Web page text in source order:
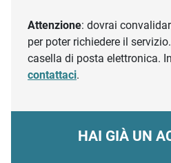
Attenzione: dovrai
per poter richiedere il
casella di posta elettronica.
contattaci.
HAI GIÀ UN